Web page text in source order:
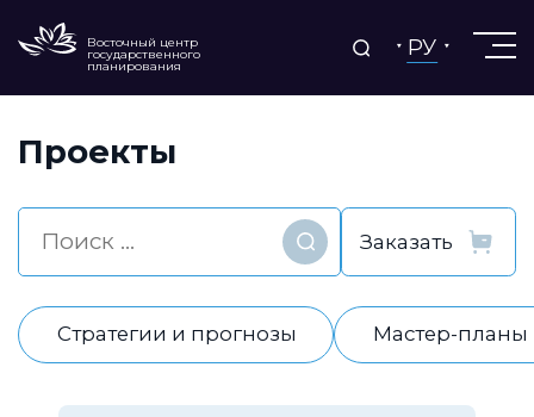
Восточный центр
государственного
планирования
РУ
Проекты
Найти
Стратегии и прогнозы Мастер-планы